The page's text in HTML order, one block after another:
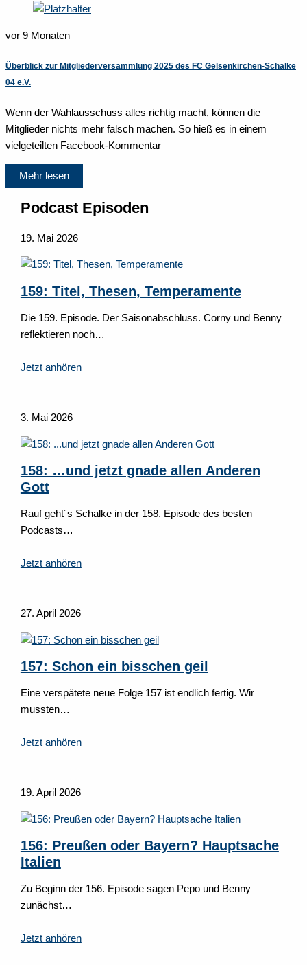
vor 9 Monaten
Überblick zur Mitgliederversammlung 2025 des FC Gelsenkirchen-Schalke
04 e.V.
Wenn der Wahlausschuss alles richtig macht, können die
Mitglieder nichts mehr falsch machen. So hieß es in einem
vielgeteilten Facebook-Kommentar
Mehr lesen
Podcast Episoden
19. Mai 2026
159: Titel, Thesen, Temperamente
Die 159. Episode. Der Saisonabschluss. Corny und Benny
reflektieren noch…
Jetzt anhören
3. Mai 2026
158: …und jetzt gnade allen Anderen
Gott
Rauf geht´s Schalke in der 158. Episode des besten
Podcasts…
Jetzt anhören
27. April 2026
157: Schon ein bisschen geil
Eine verspätete neue Folge 157 ist endlich fertig. Wir
mussten…
Jetzt anhören
19. April 2026
156: Preußen oder Bayern? Hauptsache
Italien
Zu Beginn der 156. Episode sagen Pepo und Benny
zunächst…
Jetzt anhören